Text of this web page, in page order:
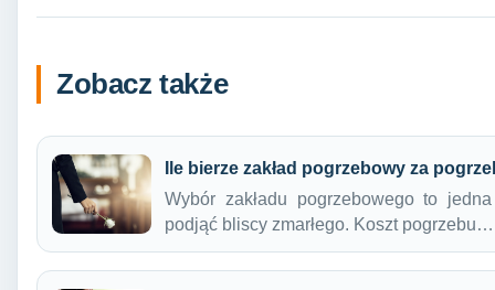
Zobacz także
Ile bierze zakład pogrzebowy za
Wybór zakładu pogrzebowego to
podjąć bliscy zmarłego. Koszt pogrzebu…